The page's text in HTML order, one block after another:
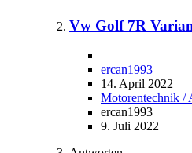
Vw Golf 7R
ercan1993
14. April 2022
Motorentechnik /
ercan1993
9. Juli 2022